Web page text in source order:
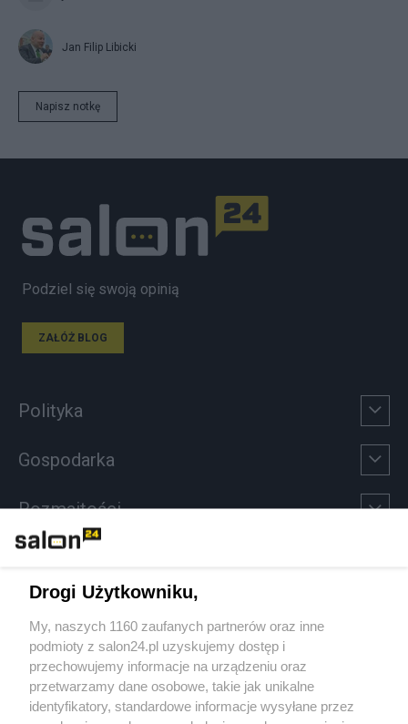
Jan Filip Libicki
Napisz notkę
Podziel się swoją opinią
ZAŁÓŻ BLOG
Polityka
Gospodarka
Rozmaitości
Sport
Społeczeństwo
Kultura
Drogi Użytkowniku,
My, naszych 1160 zaufanych partnerów oraz inne
podmioty z salon24.pl uzyskujemy dostęp i
przechowujemy informacje na urządzeniu oraz
przetwarzamy dane osobowe, takie jak unikalne
identyfikatory, standardowe informacje wysyłane przez